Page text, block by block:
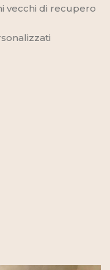
vecchi di recupero